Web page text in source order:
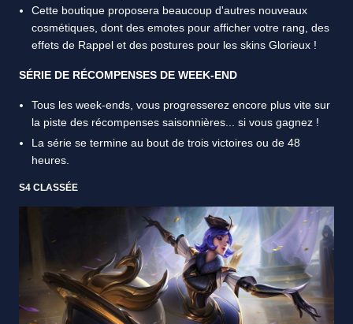
Cette boutique proposera beaucoup d'autres nouveaux
cosmétiques, dont des emotes pour afficher votre rang, des
effets de Rappel et des postures pour les skins Glorieux !
SÉRIE DE RÉCOMPENSES DE WEEK-END
Tous les week-ends, vous progresserez encore plus vite sur
la piste des récompenses saisonnières... si vous gagnez !
La série se termine au bout de trois victoires ou de 48
heures.
S4 CLASSÉE